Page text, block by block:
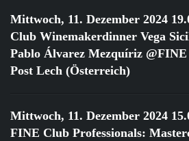
Mittwoch, 11. Dezember 2024
Club Winemakerdinner Vega
Pablo Álvarez Mezquíriz
Post Lech (Österreich)
Mittwoch, 11. Dezember 2024
FINE Club Professionals: